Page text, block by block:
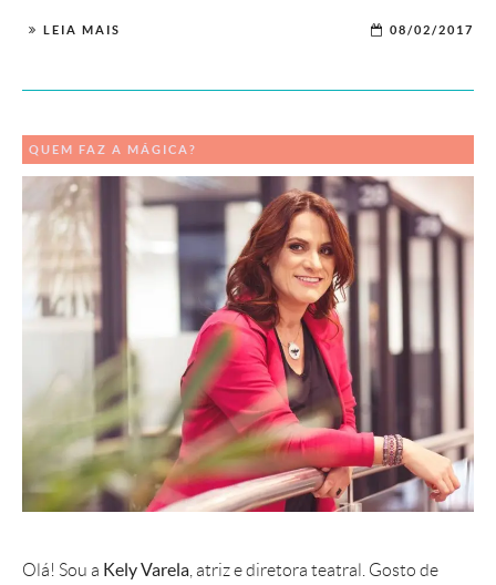
LEIA MAIS 08/02/2017
QUEM FAZ A MÁGICA?
Olá! Sou a Kely Varela , atriz e diretora teatral. Gosto de